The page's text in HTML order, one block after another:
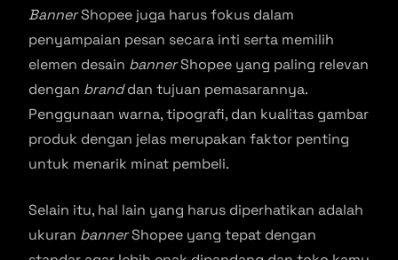
BannerShopee juga harus fokus dalam
penyampaian pesan secara inti serta memilih
elemen desain bannerShopee yang paling relevan
dengan branddan tujuan pemasarannya.
Penggunaan warna, tipografi, dan kualitas gambar
produk dengan jelas merupakan faktor penting
untuk menarik minat pembeli.
Selain itu, hal lain yang harus diperhatikan adalah
ukuran bannerShopee yang tepat dengan